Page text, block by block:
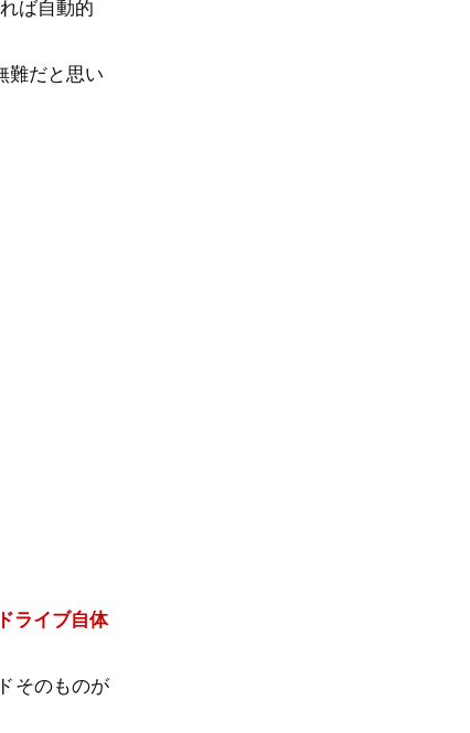
ば自動的
難だと思い
ライブ自体
そのものが